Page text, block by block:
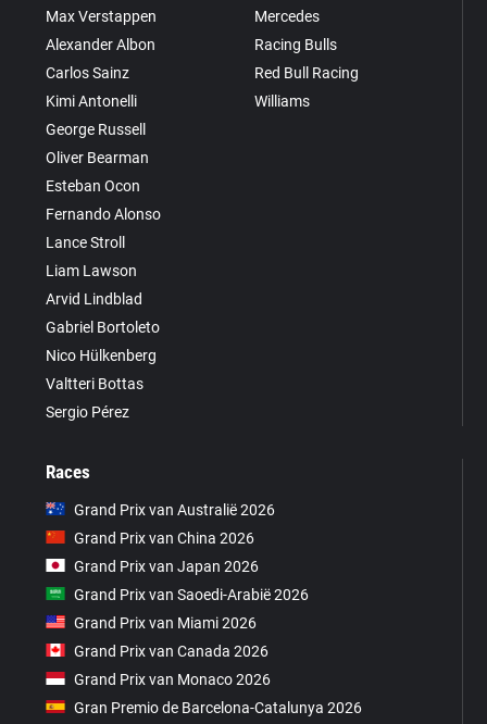
Max Verstappen
Alexander Albon
Carlos Sainz
Kimi Antonelli
George Russell
Oliver Bearman
Esteban Ocon
Fernando Alonso
Lance Stroll
Liam Lawson
Arvid Lindblad
Gabriel Bortoleto
Nico Hülkenberg
Valtteri Bottas
Sergio Pérez
Mercedes
Racing Bulls
Red Bull Racing
Williams
Races
Grand Prix van Australië 2026
Grand Prix van China 2026
Grand Prix van Japan 2026
Grand Prix van Saoedi-Arabië 2026
Grand Prix van Miami 2026
Grand Prix van Canada 2026
Grand Prix van Monaco 2026
Gran Premio de Barcelona-Catalunya 2026